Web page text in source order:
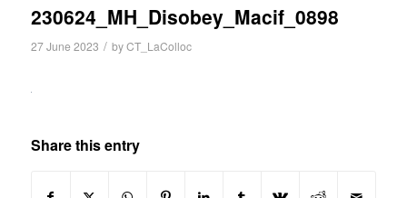
230624_MH_Disobey_Macif_0898
27 June 2023 / byCT_LaColloc
Share this entry